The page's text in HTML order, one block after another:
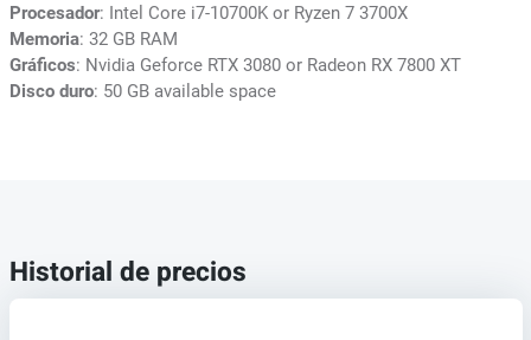
Procesador: Intel Core i7-10700K or Ryzen 7 3700X
Memoria: 32 GB RAM
Gráficos: Nvidia Geforce RTX 3080 or Radeon RX 7800 XT
Disco duro: 50 GB available space
Historial de precios